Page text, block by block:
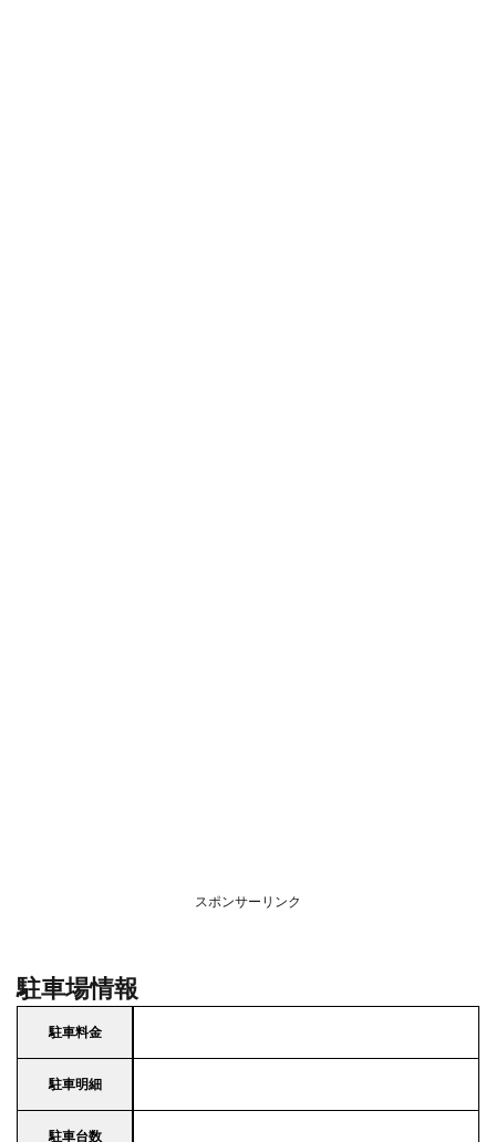
スポンサーリンク
駐車場情報
駐車料金
駐車明細
駐車台数